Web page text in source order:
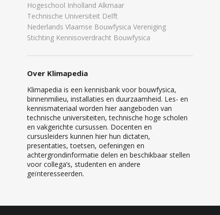
Hogeschool Inholland Alkmaar
Technische Universiteit Delft
Nederlands Vlaamse Bouwfysica Vereniging
Stichting Kennisoverdracht Bouwfysica
Over Klimapedia
Klimapedia is een kennisbank voor bouwfysica,
binnenmilieu, installaties en duurzaamheid. Les- en
kennismateriaal worden hier aangeboden van
technische universiteiten, technische hoge scholen
en vakgerichte cursussen. Docenten en
cursusleiders kunnen hier hun dictaten,
presentaties, toetsen, oefeningen en
achtergrondinformatie delen en beschikbaar stellen
voor collega’s, studenten en andere
geïnteresseerden.